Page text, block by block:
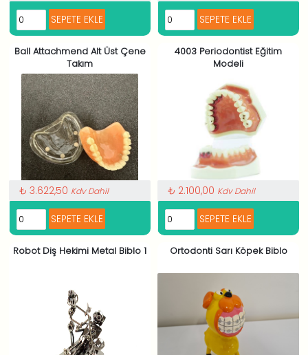
Ball Attachmend Alt Üst Çene
Takım
₺ 3.622,50 Kdv Dahil
4003 Periodontist Eğitim
Modeli
₺ 2.100,00 Kdv Dahil
Robot Diş Hekimi Metal Biblo 1 Ortodonti Sarı Köpek Biblo